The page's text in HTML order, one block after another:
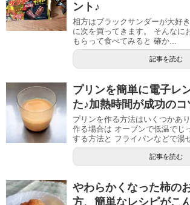
ント♪
相方はブラックサンダーが大好
に次を買ってきます。 そんなに
もらって食べてみると 確か...
記事を読む
プリンを簡単に電子レ
た♪加熱時間が成功のコ
プリンを作る方法はいくつかあ
作る場合は オーブンで低温でじ
する方法と フライパンなどで湯
記事を読む
やわらかくなった柿の
方、簡単なレシピがこ